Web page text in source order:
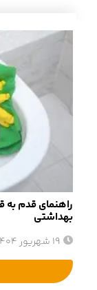
راهنمای قدم
بهداشتی
19 شهریور 1404